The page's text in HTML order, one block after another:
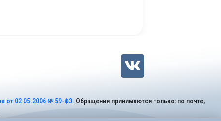
от 02.05.2006 № 59-ФЗ. Обращения принимаются только: по почте,